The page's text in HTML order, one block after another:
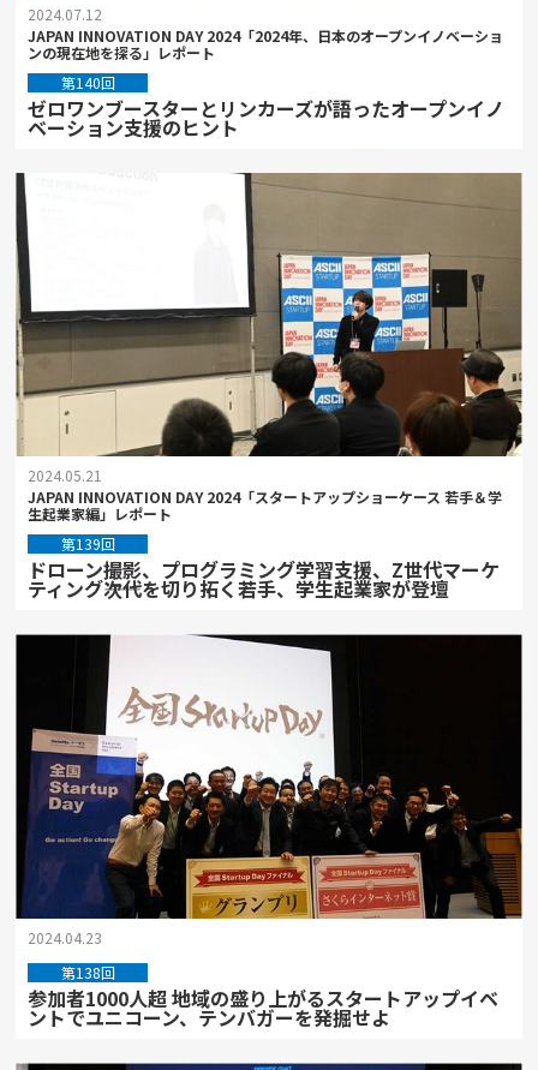
2024.07.12
JAPAN INNOVATION DAY 2024「2024年、日本のオープンイノベーショ
ンの現在地を探る」レポート
第140回
ゼロワンブースターとリンカーズが語ったオープンイノ
ベーション支援のヒント
2024.05.21
JAPAN INNOVATION DAY 2024「スタートアップショーケース 若手＆学
生起業家編」レポート
第139回
ドローン撮影、プログラミング学習支援、Z世代マーケ
ティング――次代を切り拓く若手、学生起業家が登壇
2024.04.23
第138回
参加者1000人超 地域の盛り上がるスタートアップイベ
ントでユニコーン、テンバガーを発掘せよ